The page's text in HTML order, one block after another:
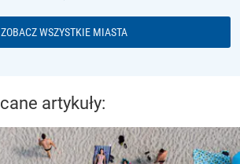
ZOBACZ WSZYSTKIE MIASTA
artykuły: